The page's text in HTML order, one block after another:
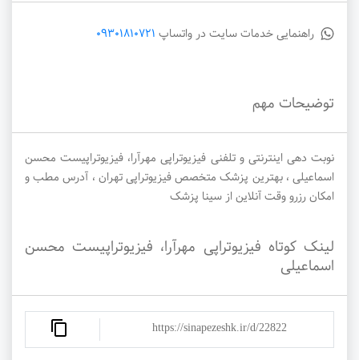
راهنمایی خدمات سایت در واتساپ 09301810721
توضیحات مهم
نوبت دهی اینترنتی و تلفنی فیزیوتراپی مهرآرا، فیزیوتراپیست محسن
اسماعیلی ، بهترین پزشک متخصص فیزیوتراپی تهران ، آدرس مطب و
امکان رزرو وقت آنلاین از سینا پزشک
لینک کوتاه فیزیوتراپی مهرآرا، فیزیوتراپیست محسن
اسماعیلی
https://sinapezeshk.ir/d/22822